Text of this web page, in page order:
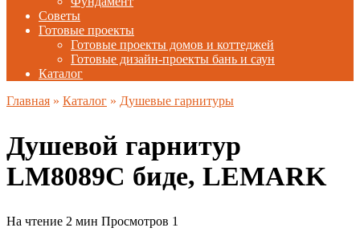
Советы
Готовые проекты
Готовые проекты домов и коттеджей
Готовые дизайн-проекты бань и саун
Каталог
Главная » Каталог » Душевые гарнитуры
Душевой гарнитур
LM8089C биде, LEMARK
На чтение 2 мин Просмотров 1